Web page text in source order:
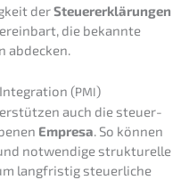
derSteuer­erklä­run­gen
die bekann­te
abdecken.
(PMI)
auch die steuer­
Empre­sa. So können
notwen­di­ge struk­tu­rel­le
langfris­tig steuer­li­che